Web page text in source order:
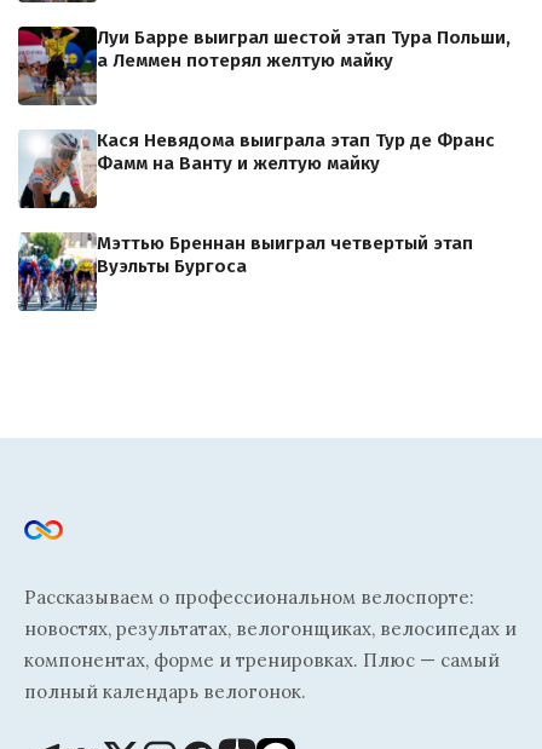
Луи Барре выиграл шестой этап Тура Польши,
а Леммен потерял желтую майку
Кася Невядома выиграла этап Тур де Франс
Фамм на Ванту и желтую майку
Мэттью Бреннан выиграл четвертый этап
Вуэльты Бургоса
Рассказываем о профессиональном велоспорте:
новостях, результатах, велогонщиках, велосипедах и
компонентах, форме и тренировках. Плюс — самый
полный календарь велогонок.